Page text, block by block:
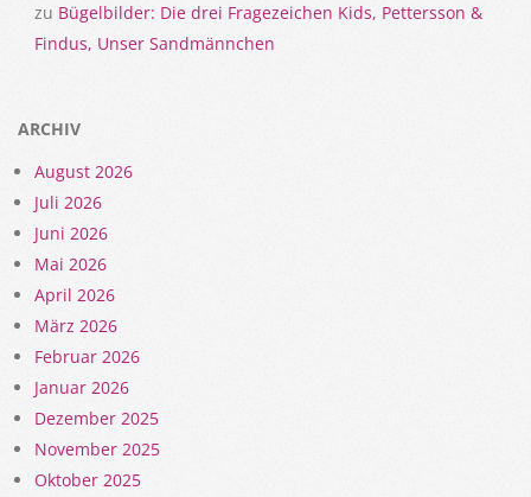
zu Bügelbilder: Die drei Fragezeichen Kids, Pettersson &
Findus, Unser Sandmännchen
ARCHIV
August 2026
Juli 2026
Juni 2026
Mai 2026
April 2026
März 2026
Februar 2026
Januar 2026
Dezember 2025
November 2025
Oktober 2025